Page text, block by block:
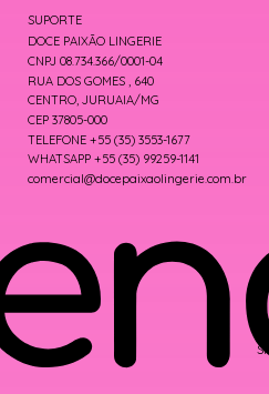
SUPORTE
DOCE PAIXÃO LINGERIE
CNPJ 08.734.366/0001-04
RUA DOS GOMES , 640
CENTRO, JURUAIA/MG
CEP 37805-000
TELEFONE +55 (35) 3553-1677
WHATSAPP +55 (35) 99259-1141
comercial@docepaixaolingerie.com.br